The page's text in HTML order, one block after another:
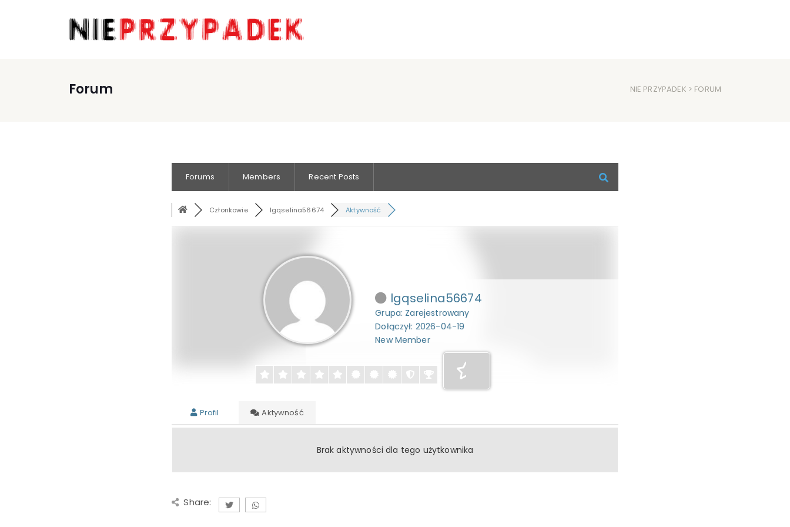
Forum NIE PRZYPADEK > FORUM
Forums Members Recent Posts
Członkowie lgqselina56674 Aktywność
lgqselina56674
Grupa: Zarejestrowany
Dołączył: 2026-04-19
New Member
Profil Aktywność
Brak aktywności dla tego użytkownika
Share: